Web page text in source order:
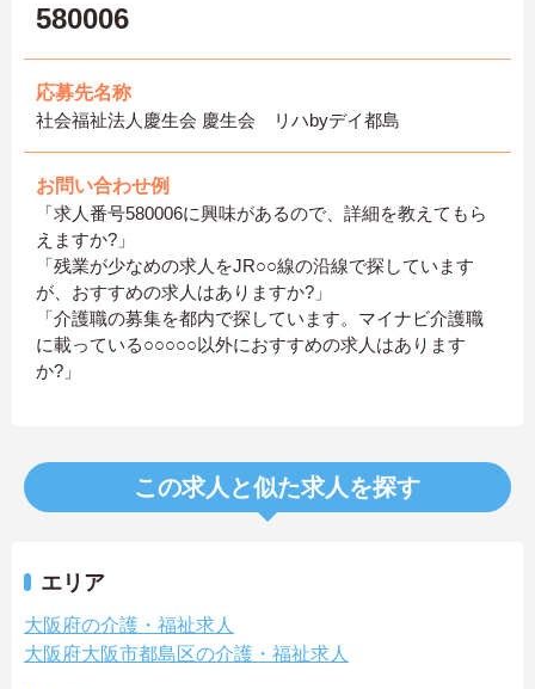
580006
応募先名称
社会福祉法人慶生会 慶生会 リハbyデイ都島
お問い合わせ例
「求人番号580006に興味があるので、詳細を教えてもら
えますか?」
「残業が少なめの求人をJR○○線の沿線で探しています
が、おすすめの求人はありますか?」
「介護職の募集を都内で探しています。マイナビ介護職
に載っている○○○○○以外におすすめの求人はあります
か?」
この求人と似た求人を探す
エリア
大阪府の介護・福祉求人
大阪府大阪市都島区の介護・福祉求人